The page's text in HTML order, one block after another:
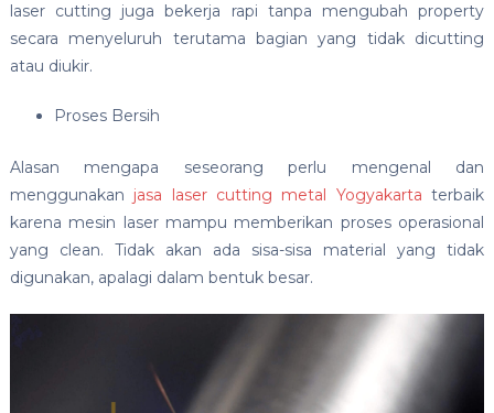
laser cutting juga bekerja rapi tanpa mengubah property
secara menyeluruh terutama bagian yang tidak dicutting
atau diukir.
Proses Bersih
Alasan mengapa seseorang perlu mengenal dan
menggunakan jasa laser cutting metal Yogyakarta terbaik
karena mesin laser mampu memberikan proses operasional
yang clean. Tidak akan ada sisa-sisa material yang tidak
digunakan, apalagi dalam bentuk besar.